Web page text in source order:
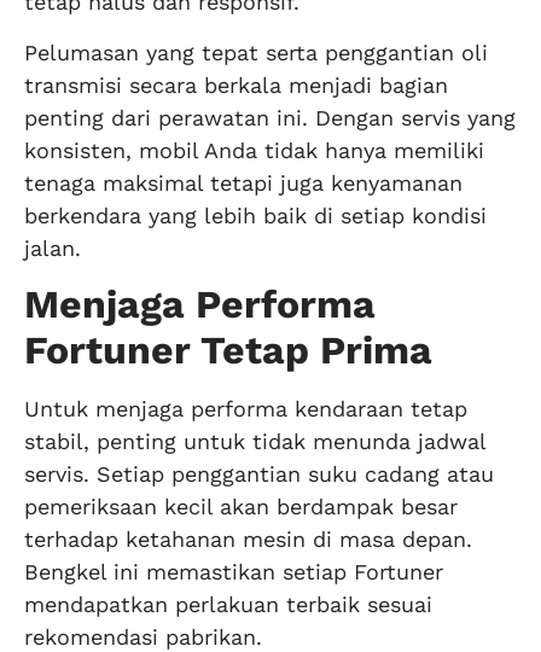
Pelumasan yang tepat serta penggantian oli
transmisi secara berkala menjadi bagian
penting dari perawatan ini. Dengan servis yang
konsisten, mobil Anda tidak hanya memiliki
tenaga maksimal tetapi juga kenyamanan
berkendara yang lebih baik di setiap kondisi
jalan.
Menjaga Performa
Fortuner Tetap Prima
Untuk menjaga performa kendaraan tetap
stabil, penting untuk tidak menunda jadwal
servis. Setiap penggantian suku cadang atau
pemeriksaan kecil akan berdampak besar
terhadap ketahanan mesin di masa depan.
Bengkel ini memastikan setiap Fortuner
mendapatkan perlakuan terbaik sesuai
rekomendasi pabrikan.